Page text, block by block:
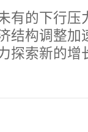
有的下行压
结构调整加
探索新的增